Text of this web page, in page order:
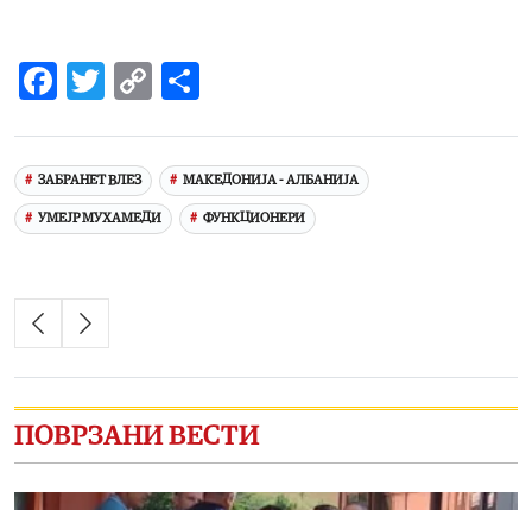
Facebook
Twitter
Copy
ЗАБРАНЕТ ВЛЕЗ МАКЕДОНИЈА - АЛБАНИЈА
УМЕЈР МУХАМЕДИ ФУНКЦИОНЕРИ
ПОВРЗАНИ ВЕСТИ